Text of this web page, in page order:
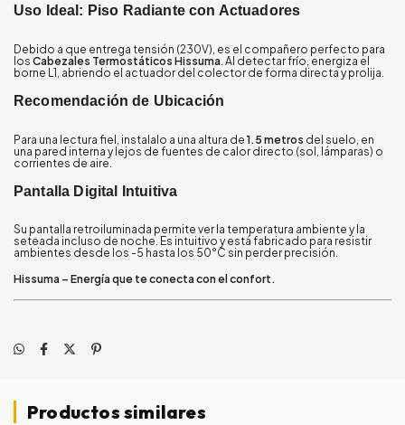
Uso Ideal: Piso Radiante con Actuadores
Debido a que entrega tensión (230V), es el compañero perfecto para
los Cabezales Termostáticos Hissuma . Al detectar frío, energiza el
borne L1, abriendo el actuador del colector de forma directa y prolija.
Recomendación de Ubicación
Para una lectura fiel, instalalo a una altura de 1.5 metros del suelo, en
una pared interna y lejos de fuentes de calor directo (sol, lámparas) o
corrientes de aire.
Pantalla Digital Intuitiva
Su pantalla retroiluminada permite ver la temperatura ambiente y la
seteada incluso de noche. Es intuitivo y está fabricado para resistir
ambientes desde los -5 hasta los 50°C sin perder precisión.
Hissuma – Energía que te conecta con el confort.
Productos similares